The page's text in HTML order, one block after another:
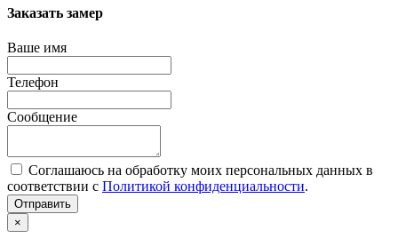
Заказать замер
Ваше имя
Телефон
Сообщение
Соглашаюсь на обработку моих персональных данных в
соответствии с Политикой конфиденциальности.
Отправить
×